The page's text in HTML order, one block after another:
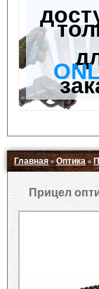
Главная»Оптика »
Прицел